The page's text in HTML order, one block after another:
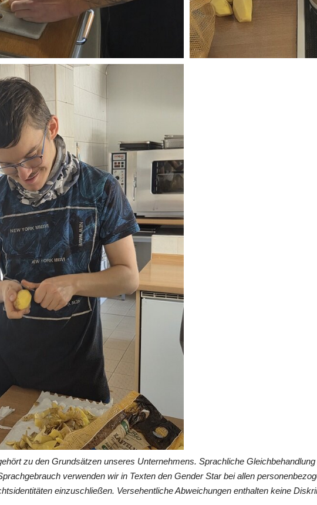
zu den Grundsätzen unseres Unternehmens. Sprachliche
verwenden wir in Texten den Gender Star bei allen
einzuschließen. Versehentliche Abweichungen enthalten keine